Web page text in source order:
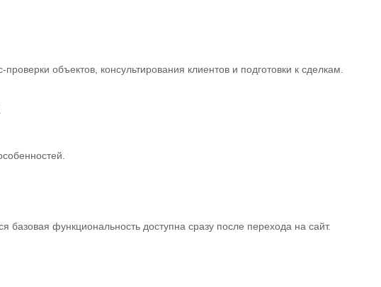
объектов, консультирования клиентов и подготовки к сделкам.
базовая функциональность доступна сразу после перехода на сайт.